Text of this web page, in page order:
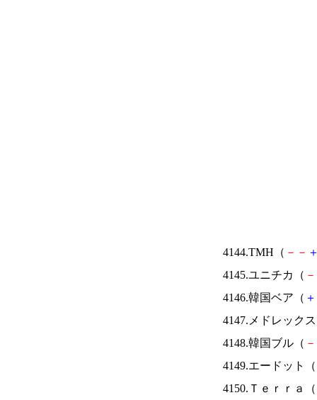
4144.TMH（ － －
4145.ユニチカ（ －
4146.韓国ベア（ ＋
4147.メドレック
4148.韓国ブル（ －
4149.エードット（
4150.Ｔｅｒｒａ（